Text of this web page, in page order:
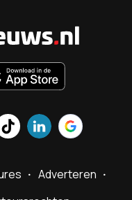
Adverteren